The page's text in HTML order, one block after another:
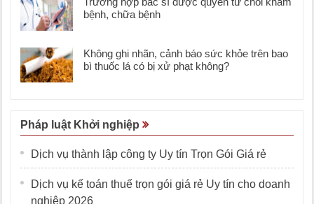
bệnh, chữa bệnh
Không ghi nhãn, cảnh báo sức khỏe trên bao
bì thuốc lá có bị xử phạt không?
Pháp luật Khởi nghiệp
Dịch vụ thành lập công ty Uy tín Trọn Gói Giá rẻ
Dịch vụ kế toán thuế trọn gói giá rẻ Uy tín cho doanh
nghiệp 2026